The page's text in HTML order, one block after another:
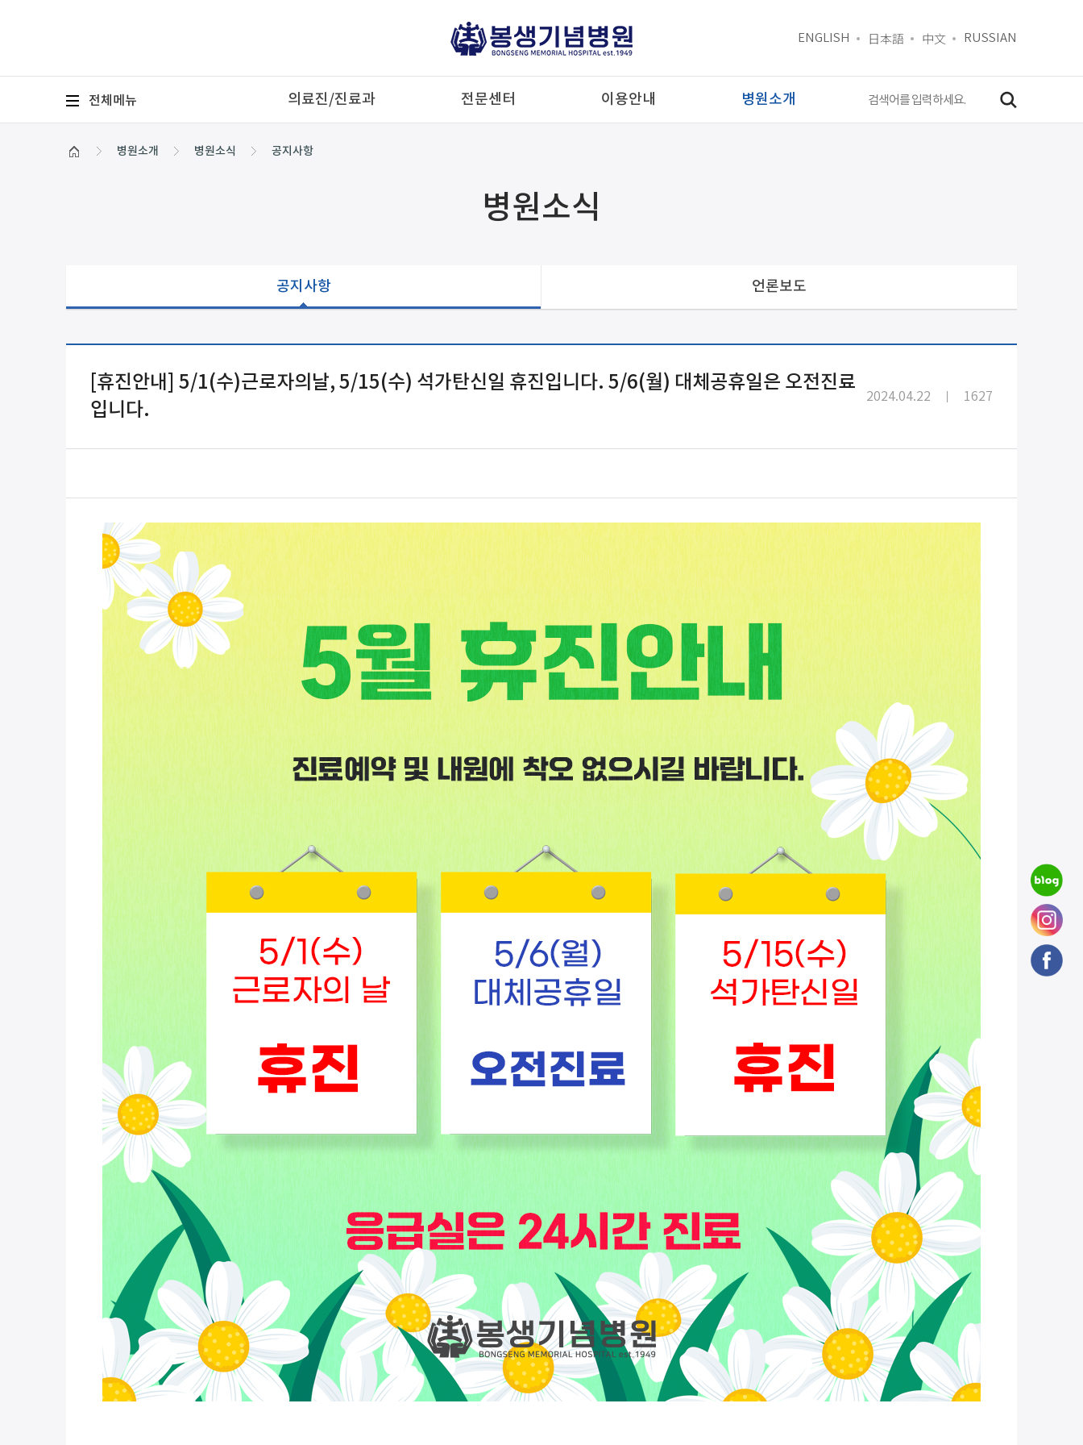
ENGLISH 日本語 中文 RUSSIAN
의료진/진료과 전문센터 이용안내 병원소개
전체 메뉴
병원소개 병원소식 공지사항
병원소식
공지사항 언론보도
[휴진안내] 5/1(수)근로자의날, 5/15(수) 석가탄신일 휴진입니다. 5/6(월) 대체공휴일은 오전진료
입니다.
2024.04.22 1627